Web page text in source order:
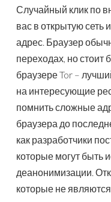
Случайный клик по
вас в открытую сеть
адрес. Браузер
переходах, но стоит
браузере Tor –
на интересующие
помнить сложные
браузера до
как разработчики
которые могут быть
деанонимизации.
которые не